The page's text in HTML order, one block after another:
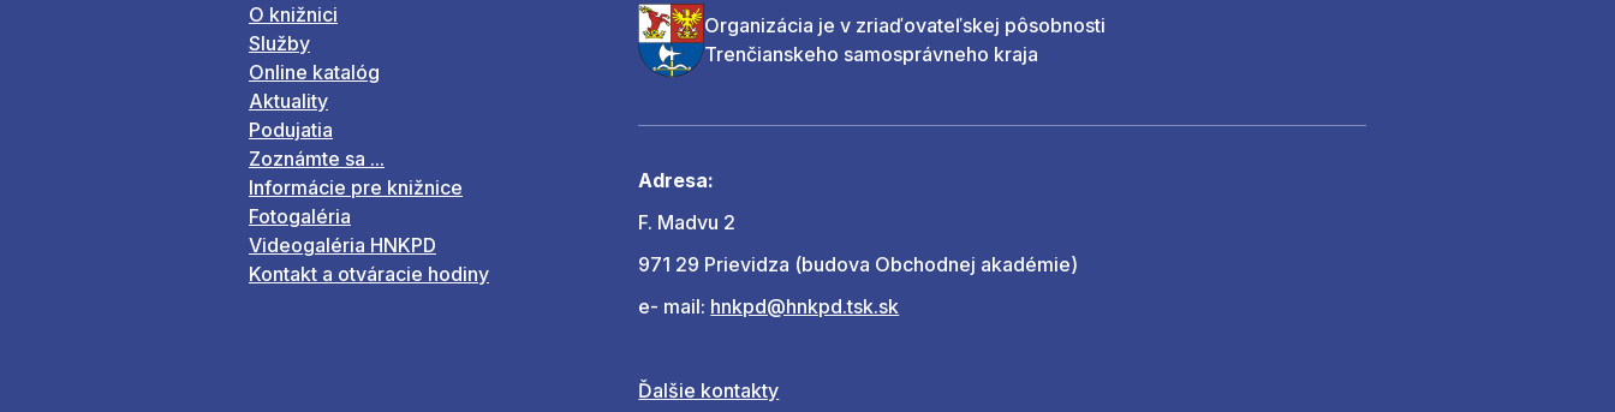
O knižnici
Služby
Online katalóg
Aktuality
Podujatia
Zoznámte sa ...
Informácie pre knižnice
Fotogaléria
Videogaléria HNKPD
Kontakt a otváracie hodiny
Organizácia je v zriaďovateľskej pôsobnosti
Trenčianskeho samosprávneho kraja
Adresa:
F. Madvu 2
971 29 Prievidza (budova Obchodnej akadémie)
e- mail: hnkpd@hnkpd.tsk.sk
Ďalšie kontakty